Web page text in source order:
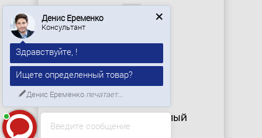
15 ₽
Светодиод W1, 1SMD, белый
Введите сообщение
Денис Еременко
Консультант
Здравствуйте, !
Ищете определенный товар?
Денис Еременко печатает...